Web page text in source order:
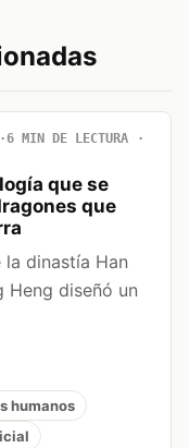
6 MIN DE LECTURA
que se
que
dinastía Han
Heng diseñó un
humanos